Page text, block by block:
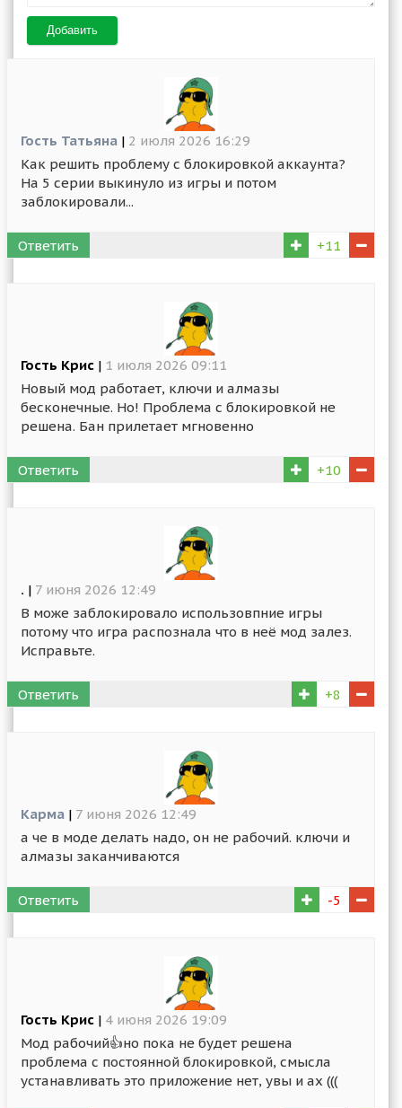
Добавить
Гость Татьяна | 2 июля 2026 16:29
Как решить проблему с блокировкой аккаунта?
На 5 серии выкинуло из игры и потом
заблокировали...
Ответить +11
Гость Крис | 1 июля 2026 09:11
Новый мод работает, ключи и алмазы
бесконечные. Но! Проблема с блокировкой не
решена. Бан прилетает мгновенно
Ответить +10
. | 7 июня 2026 12:49
В може заблокировало использовпние игры
потому что игра распознала что в неё мод залез.
Исправьте.
Ответить +8
Карма | 7 июня 2026 12:49
а че в моде делать надо, он не рабочий. ключи и
алмазы заканчиваются
Ответить -5
Гость Крис | 4 июня 2026 19:09
Мод рабочий👍но пока не будет решена
проблема с постоянной блокировкой, смысла
устанавливать это приложение нет, увы и ах (((